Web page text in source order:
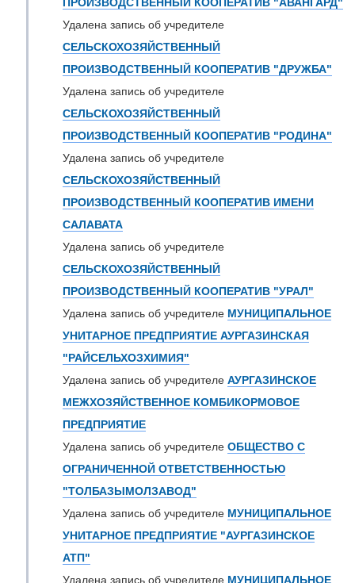
Удалена запись об учредителе
СЕЛЬСКОХОЗЯЙСТВЕННЫЙ
ПРОИЗВОДСТВЕННЫЙ КООПЕРАТИВ "ДРУЖБА"
Удалена запись об учредителе
СЕЛЬСКОХОЗЯЙСТВЕННЫЙ
ПРОИЗВОДСТВЕННЫЙ КООПЕРАТИВ "РОДИНА"
Удалена запись об учредителе
СЕЛЬСКОХОЗЯЙСТВЕННЫЙ
ПРОИЗВОДСТВЕННЫЙ КООПЕРАТИВ ИМЕНИ
САЛАВАТА
Удалена запись об учредителе
СЕЛЬСКОХОЗЯЙСТВЕННЫЙ
ПРОИЗВОДСТВЕННЫЙ КООПЕРАТИВ "УРАЛ"
Удалена запись об учредителе МУНИЦИПАЛЬНОЕ
УНИТАРНОЕ ПРЕДПРИЯТИЕ АУРГАЗИНСКАЯ
"РАЙСЕЛЬХОЗХИМИЯ"
Удалена запись об учредителе АУРГАЗИНСКОЕ
МЕЖХОЗЯЙСТВЕННОЕ КОМБИКОРМОВОЕ
ПРЕДПРИЯТИЕ
Удалена запись об учредителе ОБЩЕСТВО С
ОГРАНИЧЕННОЙ ОТВЕТСТВЕННОСТЬЮ
"ТОЛБАЗЫМОЛЗАВОД"
Удалена запись об учредителе МУНИЦИПАЛЬНОЕ
УНИТАРНОЕ ПРЕДПРИЯТИЕ "АУРГАЗИНСКОЕ
АТП"
Удалена запись об учредителе МУНИЦИПАЛЬНОЕ